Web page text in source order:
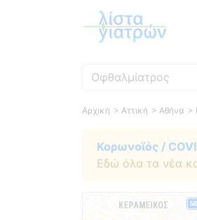
Ειδικότητα
Αρχική > Αττική > Αθήνα >
Κορωνοϊός /
Εδώ όλα τα νέα